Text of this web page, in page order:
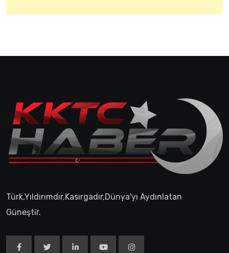
Türk,Yıldırımdır,Kasırgadır,Dünya'yı Aydınlatan
Güneştir.